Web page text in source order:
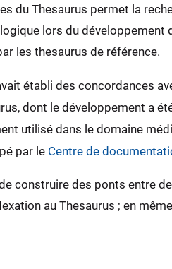
du Thesaurus permet la
lors du développement
les thesaurus de référence.
établi des concordances
dont le développement a
utilisé dans le domaine
par le Centre de
construire des ponts entre
au Thesaurus ; en